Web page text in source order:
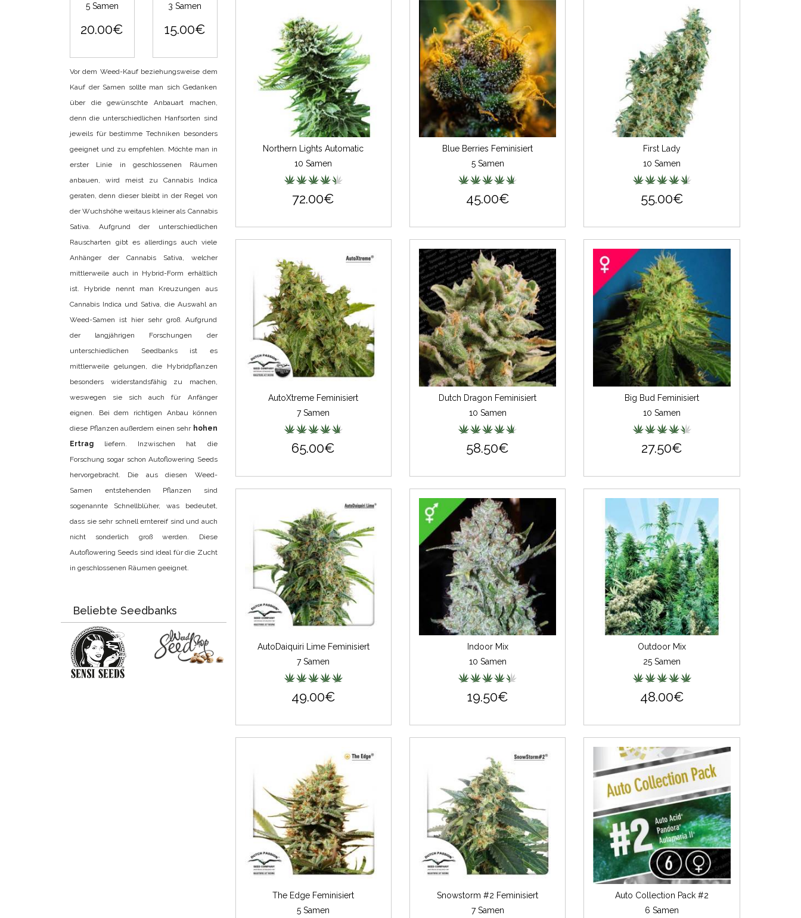
5 Samen
20.00€
3 Samen
15.00€
Vor dem Weed-Kauf beziehungsweise dem
Kauf der Samen sollte man sich Gedanken
über die gewünschte Anbauart machen,
denn die unterschiedlichen Hanfsorten sind
jeweils für bestimme Techniken besonders
geeignet und zu empfehlen. Möchte man in
erster Linie in geschlossenen Räumen
anbauen, wird meist zu Cannabis Indica
geraten, denn dieser bleibt in der Regel von
der Wuchshöhe weitaus kleiner als Cannabis
Sativa. Aufgrund der unterschiedlichen
Rauscharten gibt es allerdings auch viele
Anhänger der Cannabis Sativa, welcher
mittlerweile auch in Hybrid-Form erhältlich
ist. Hybride nennt man Kreuzungen aus
Cannabis Indica und Sativa, die Auswahl an
Weed-Samen ist hier sehr groß. Aufgrund
der langjährigen Forschungen der
unterschiedlichen Seedbanks ist es
mittlerweile gelungen, die Hybridpflanzen
besonders widerstandsfähig zu machen,
weswegen sie sich auch für Anfänger
eignen. Bei dem richtigen Anbau können
diese Pflanzen außerdem einen sehr hohen
Ertrag liefern. Inzwischen hat die
Forschung sogar schon Autoflowering Seeds
hervorgebracht. Die aus diesen Weed-
Samen entstehenden Pflanzen sind
sogenannte Schnellblüher, was bedeutet,
dass sie sehr schnell erntereif sind und auch
nicht sonderlich groß werden. Diese
Autoflowering Seeds sind ideal für die Zucht
in geschlossenen Räumen geeignet.
Beliebte Seedbanks
Northern Lights Automatic
10 Samen
72.00€
Blue Berries Feminisiert
5 Samen
45.00€
First Lady
10 Samen
55.00€
AutoXtreme Feminisiert
7 Samen
65.00€
Dutch Dragon Feminisiert
10 Samen
58.50€
Big Bud Feminisiert
10 Samen
27.50€
AutoDaiquiri Lime Feminisiert
7 Samen
49.00€
Indoor Mix
10 Samen
19.50€
Outdoor Mix
25 Samen
48.00€
The Edge Feminisiert
5 Samen
Snowstorm #2 Feminisiert
7 Samen
Auto Collection Pack #2
6 Samen